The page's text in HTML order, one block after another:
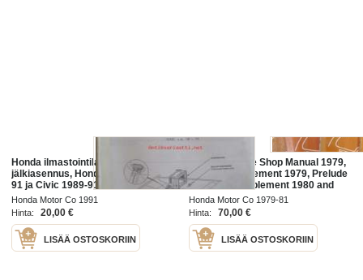
Honda ilmastointilaitteen
jälkiasennus, Honda Accord 1990-
91 ja Civic 1989-91, katso kuvista
tarkemmin muut tiedot ja
sisällysluettelo
Honda Motor Co 1991
Hinta:
20,00 €
LISÄÄ OSTOSKORIIN
Honda Prelude Shop Manual 1979,
Prelude Supplement 1979, Prelude
2DR SED Supplement 1980 and
1981, Sisältää Honda Preluden 4
eri korjauskirjaa, katson kuvista
Honda Motor Co 1979-81
Hinta:
70,00 €
LISÄÄ OSTOSKORIIN